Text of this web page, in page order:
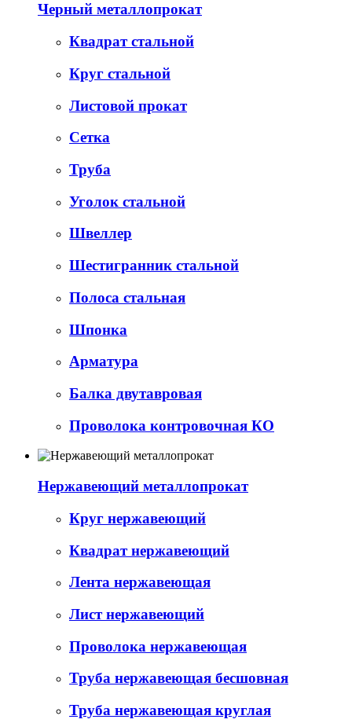
Черный металлопрокат
Квадрат стальной
Круг стальной
Листовой прокат
Сетка
Труба
Уголок стальной
Швеллер
Шестигранник стальной
Полоса стальная
Шпонка
Арматура
Балка двутавровая
Проволока контровочная КО
Нержавеющий металлопрокат
Круг нержавеющий
Квадрат нержавеющий
Лента нержавеющая
Лист нержавеющий
Проволока нержавеющая
Труба нержавеющая бесшовная
Труба нержавеющая круглая